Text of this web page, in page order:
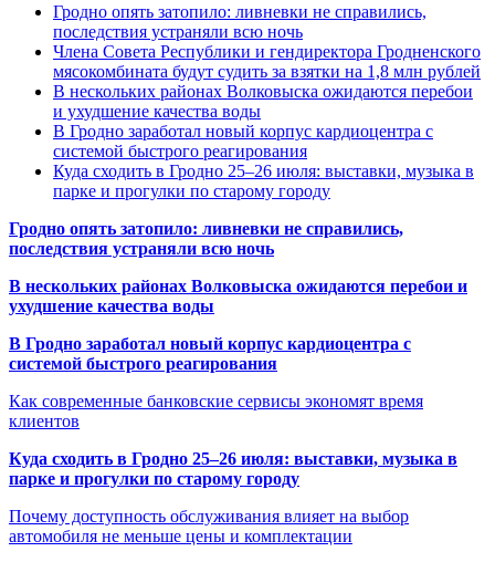
Гродно опять затопило: ливневки не справились,
последствия устраняли всю ночь
Члена Совета Республики и гендиректора Гродненского
мясокомбината будут судить за взятки на 1,8 млн рублей
В нескольких районах Волковыска ожидаются перебои
и ухудшение качества воды
В Гродно заработал новый корпус кардиоцентра с
системой быстрого реагирования
Куда сходить в Гродно 25–26 июля: выставки, музыка в
парке и прогулки по старому городу
Гродно опять затопило: ливневки не справились,
последствия устраняли всю ночь
В нескольких районах Волковыска ожидаются перебои и
ухудшение качества воды
В Гродно заработал новый корпус кардиоцентра с
системой быстрого реагирования
Как современные банковские сервисы экономят время
клиентов
Куда сходить в Гродно 25–26 июля: выставки, музыка в
парке и прогулки по старому городу
Почему доступность обслуживания влияет на выбор
автомобиля не меньше цены и комплектации